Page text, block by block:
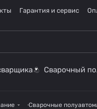
Гарантия и сервис
Сварочный
Сварочные